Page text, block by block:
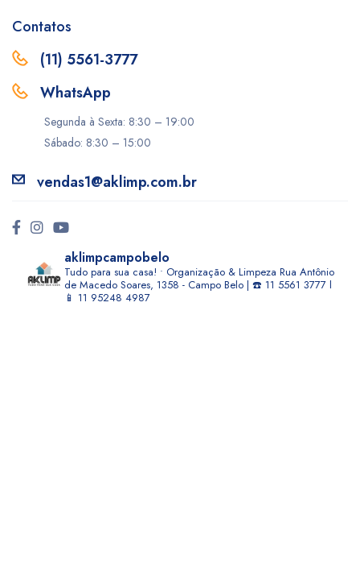
Contatos
(11) 5561-3777
WhatsApp
Segunda à Sexta: 8:30 – 19:00
Sábado: 8:30 – 15:00
vendas1@aklimp.com.br
aklimpcampobelo
Tudo para sua casa! • Organização & Limpeza Rua Antônio
de Macedo Soares, 1358 - Campo Belo | ☎️ 11 5561 3777 l
📱 11 95248 4987